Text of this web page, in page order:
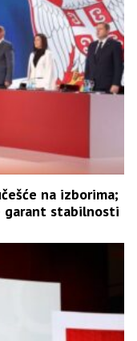
na izborima;
garant stabilnosti